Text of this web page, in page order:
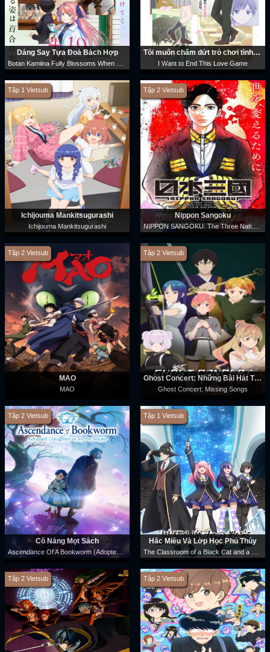
Dáng Say Tựa Đoá Bách Hợp
Botan Kamiina Fully Blossoms When Drunk
Tôi muốn chấm dứt trò chơi tình yêu này
I Want to End This Love Game
Tập 1 Vietsub
Ichijouma Mankitsugurashi
Ichijouma Mankitsugurashi
Tập 2 Vietsub
Nippon Sangoku
NIPPON SANGOKU: The Three Nations of the Crimson Sun
Tập 2 Vietsub
MAO
MAO
Tập 2 Vietsub
Ghost Concert: Những Bài Hát Thất Lạc
Ghost Concert: Missing Songs
Tập 2 Vietsub
Cô Nàng Mọt Sách
Ascendance Of A Bookworm (Adopted Daughter Of An Archduke)
Tập 1 Vietsub
Hắc Miêu Và Lớp Học Phù Thủy
The Classroom of a Black Cat and a Witch
Tập 2 Vietsub Tập 2 Vietsub